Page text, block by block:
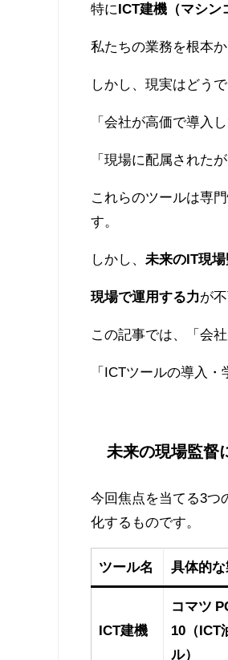
特にICT建機（マシン
私たちの業務を根本
しかし、現実はどう
「会社が高価で導入
「現場に配属された
これらのツールは専
す。
しかし、 未来のIT現
現場で運用する力が
この記事では、「会
「ICTツールの導入
未来の現場監督
今回焦点を当てる3つ
化するものです。
ツール名 具体的な
ICT建機
コマツ
10（ICT
ル）